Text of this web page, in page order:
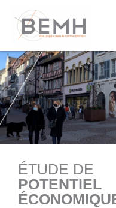
ÉTUDE DE
POTENTIEL